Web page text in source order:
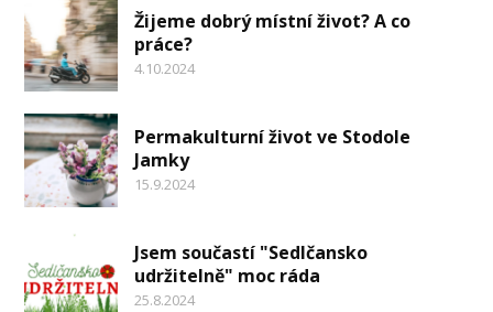
Žijeme dobrý místní život? A co
práce?
4.10.2024
Permakulturní život ve Stodole
Jamky
15.9.2024
Jsem součastí "Sedlčansko
udržitelně" moc ráda
25.8.2024